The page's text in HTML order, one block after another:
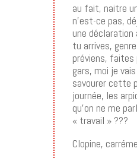
au fait, naitre
n’est-ce pas,
une déclaration
tu arrives,
préviens, faites
gars, moi je
savourer cette
journée, les
qu’on ne me
« travail » ???
Clopine,